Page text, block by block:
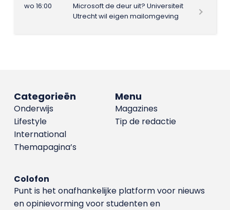
wo 16:00
Microsoft de deur uit? Universiteit
Utrecht wil eigen mailomgeving
Menu
Magazines
Tip de redactie
Categorieën
Onderwijs
Lifestyle
International
Themapagina’s
Colofon
Punt is het onafhankelijke platform voor nieuws
en opinievorming voor studenten en